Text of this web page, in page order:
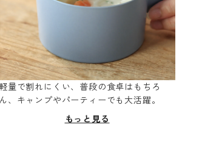
軽量で割れにくい、普段の食卓はもちろ
ん、キャンプやパーティーでも大活躍。
もっと見る